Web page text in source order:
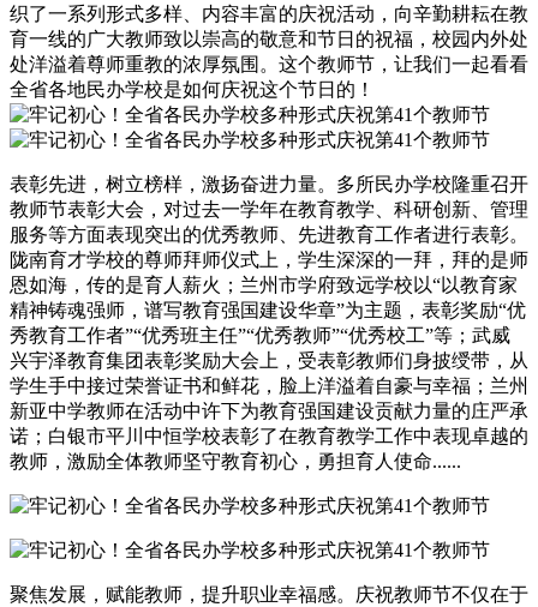
织了一系列形式多样、内容丰富的庆祝活动，向辛勤耕耘在教
育一线的广大教师致以崇高的敬意和节日的祝福，校园内外处
处洋溢着尊师重教的浓厚氛围。这个教师节，让我们一起看看
全省各地民办学校是如何庆祝这个节日的！
表彰先进，树立榜样，激扬奋进力量。多所民办学校隆重召开
教师节表彰大会，对过去一学年在教育教学、科研创新、管理
服务等方面表现突出的优秀教师、先进教育工作者进行表彰。
陇南育才学校的尊师拜师仪式上，学生深深的一拜，拜的是师
恩如海，传的是育人薪火；兰州市学府致远学校以“以教育家
精神铸魂强师，谱写教育强国建设华章”为主题，表彰奖励“优
秀教育工作者”“优秀班主任”“优秀教师”“优秀校工”等；武威
兴宇泽教育集团表彰奖励大会上，受表彰教师们身披绶带，从
学生手中接过荣誉证书和鲜花，脸上洋溢着自豪与幸福；兰州
新亚中学教师在活动中许下为教育强国建设贡献力量的庄严承
诺；白银市平川中恒学校表彰了在教育教学工作中表现卓越的
教师，激励全体教师坚守教育初心，勇担育人使命......
聚焦发展，赋能教师，提升职业幸福感。庆祝教师节不仅在于